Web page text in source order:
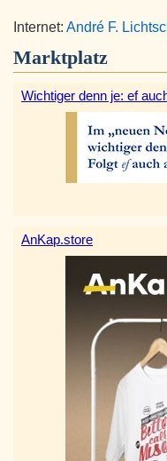
Internet: André F.
Marktplatz
Wichtiger denn je: ef
AnKap.store